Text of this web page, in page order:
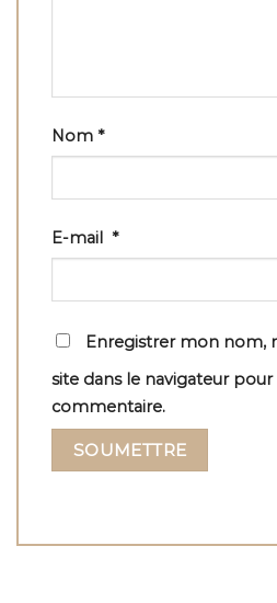
Nom *
E-mail *
Enregistrer mon nom,
site dans le navigateur
commentaire.